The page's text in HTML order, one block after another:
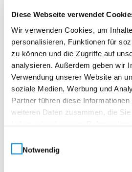
Diese Webseite verwendet
Wir verwenden Cookies, um
personalisieren, Funktionen für
zu können und die Zugriffe auf
analysieren. Außerdem geben wir
Verwendung unserer Website an
soziale Medien, Werbung und
Partner führen diese
weiteren Daten zusammen, die
Notwendig
Ausführung mit
Coating-Beschichtung
außen hochwertige
Polyamidbeschichtung:
Standardfarben, in
RAL 9007 Graualuminium